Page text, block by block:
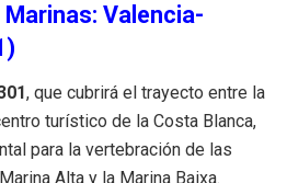
Valencia-
, que cubrirá el trayecto entre la
turístico de la Costa Blanca,
para la vertebración de las
Alta y la Marina Baixa.